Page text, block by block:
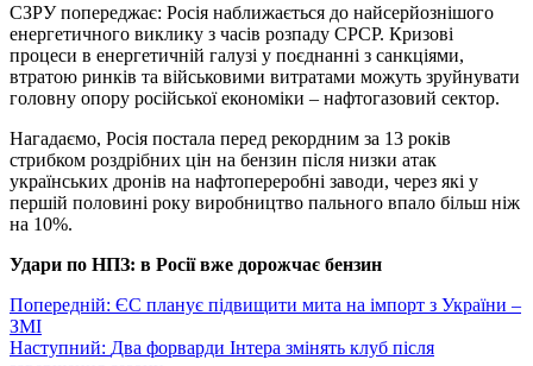
СЗРУ попереджає: Росія наближається до найсерйознішого
енергетичного виклику з часів розпаду СРСР. Кризові
процеси в енергетичній галузі у поєднанні з санкціями,
втратою ринків та військовими витратами можуть зруйнувати
головну опору російської економіки – нафтогазовий сектор.
Нагадаємо, Росія постала перед рекордним за 13 років
стрибком роздрібних цін на бензин після низки атак
українських дронів на нафтопереробні заводи, через які у
першій половині року виробництво пального впало більш ніж
на 10%.
Удари по НПЗ: в Росії вже дорожчає бензин
Навігація
записів
Попередній: ЄС планує підвищити мита на імпорт з України –
ЗМІ
Наступний: Два форварди Інтера змінять клуб після